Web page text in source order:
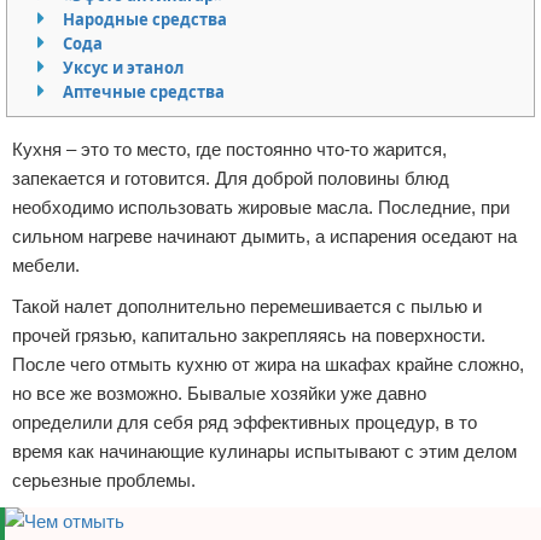
Домашний быт
Коммунальные услуги
Сантехника
Безопасность
Стройматериалы
Разное
Отказ от ответственности
Народные средства
Сода
Уксус и этанол
Аптечные средства
Кухня – это то место, где постоянно что-то жарится,
запекается и готовится. Для доброй половины блюд
необходимо использовать жировые масла. Последние, при
сильном нагреве начинают дымить, а испарения оседают на
мебели.
Такой налет дополнительно перемешивается с пылью и
прочей грязью, капитально закрепляясь на поверхности.
После чего отмыть кухню от жира на шкафах крайне сложно,
но все же возможно. Бывалые хозяйки уже давно
определили для себя ряд эффективных процедур, в то
время как начинающие кулинары испытывают с этим делом
серьезные проблемы.